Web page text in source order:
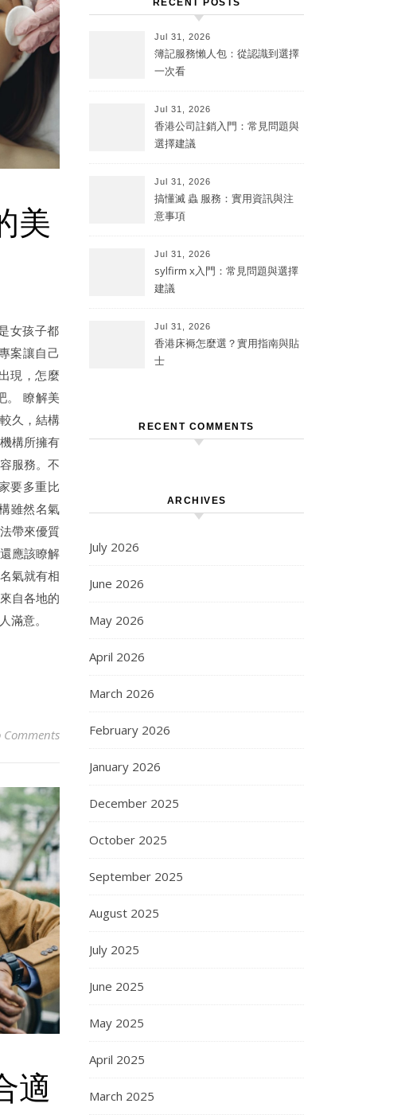
美
女孩子都
案讓自己
現，怎麼
。 瞭解美
久，結構
構所擁有
服務。不
要多重比
雖然名氣
帶來優質
應該瞭解
氣就有相
自各地的
滿意。
Comments
適
RECENT POSTS
Jul 31, 2026
簿記服務懶人包：從認識到選擇
一次看
Jul 31, 2026
香港公司註銷入門：常見問題與
選擇建議
Jul 31, 2026
搞懂滅 蟲 服務：實用資訊與注
意事項
Jul 31, 2026
sylfirm x入門：常見問題與選擇
建議
Jul 31, 2026
香港床褥怎麼選？實用指南與貼
士
RECENT COMMENTS
ARCHIVES
July 2026
June 2026
May 2026
April 2026
March 2026
February 2026
January 2026
December 2025
October 2025
September 2025
August 2025
July 2025
June 2025
May 2025
April 2025
March 2025